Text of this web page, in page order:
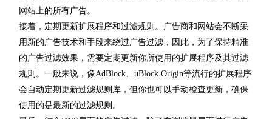
网站上的所有广告。
接着，定期更新扩展程序和过滤规则。广告商和网站会不断采
用新的广告技术和手段来绕过广告过滤，因此，为了保持精准
的广告过滤效果，需要定期更新你所使用的扩展程序及其过滤
规则。一般来说，像AdBlock、uBlock Origin等流行的扩展程序
会自动定期更新过滤规则库，但你也可以手动检查更新，确保
使用的是最新的过滤规则。